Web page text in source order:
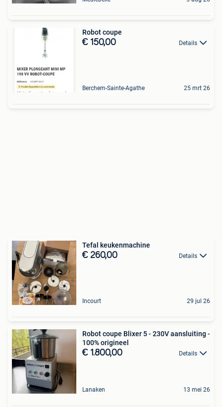
Robot coupe
€ 150,00 Details
Berchem-Sainte-Agathe 25 mrt 26
Tefal keukenmachine
€ 260,00 Details
Incourt 29 jul 26
Robot coupe Blixer 5 - 230V aansluiting -
100% origineel
€ 1.800,00 Details
Lanaken 13 mei 26